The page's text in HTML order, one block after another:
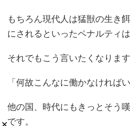
もちろん現代人は猛獣の生き
にされるといったペナルティは
それでもこう言いたくなります
「何故こんなに働かなければ
他の国、時代にもきっとそう
です。